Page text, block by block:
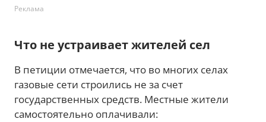
Реклама
Что не устраивает жителей сел
В петиции отмечается, что во многих селах
газовые сети строились не за счет
государственных средств. Местные жители
самостоятельно оплачивали: